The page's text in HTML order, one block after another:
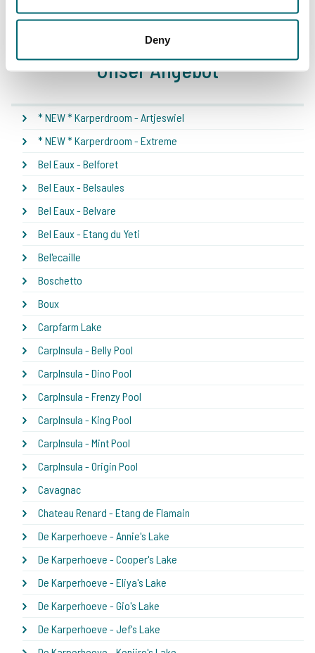
Deny
Unser Angebot
* NEW * Karperdroom - Artjeswiel
* NEW * Karperdroom - Extreme
Bel Eaux - Belforet
Bel Eaux - Belsaules
Bel Eaux - Belvare
Bel Eaux - Etang du Yeti
Bel'ecaille
Boschetto
Boux
Carpfarm Lake
CarpInsula - Belly Pool
CarpInsula - Dino Pool
CarpInsula - Frenzy Pool
CarpInsula - King Pool
CarpInsula - Mint Pool
CarpInsula - Origin Pool
Cavagnac
Chateau Renard - Etang de Flamain
De Karperhoeve - Annie's Lake
De Karperhoeve - Cooper's Lake
De Karperhoeve - Eliya's Lake
De Karperhoeve - Gio's Lake
De Karperhoeve - Jef's Lake